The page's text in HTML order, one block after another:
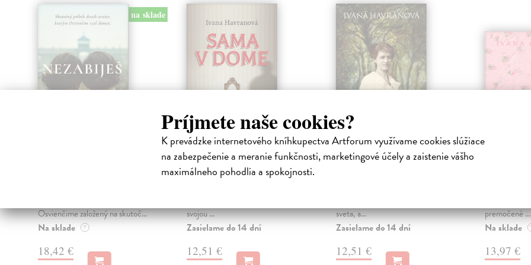
Príjmete naše cookies?
K prevádzke internetového kníhkupectva Artforum využívame cookies slúžiace
na zabezpečenie a meranie funkčnosti, marketingové účely a zaistenie vášho
maximálneho pohodlia a spokojnosti.
na sklade
Osvienčime založený na skutoč...
Na sklade ?
18,42 €
Sama v dome
Havranová Ivana| Kniha
Anna sa vydávala skoro, hoci
svojou ...
Zasielame do 14 dní
12,51 €
Mariška
Havranová Ivana
| Kniha
sveta, a...
Zasielame do 14 dní
12,51 €
premočené ...
Na sklade
13,97 €